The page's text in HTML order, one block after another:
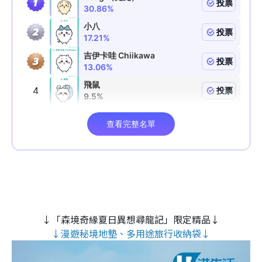
↓「森境奇緣夏日異想尋龍記」限定精品↓
↓漫遊秘境地墊、多用途旅行收納袋↓